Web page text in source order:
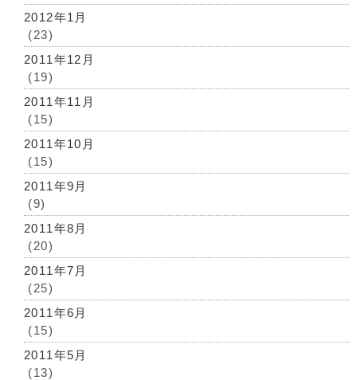
2012年1月
(23)
2011年12月
(19)
2011年11月
(15)
2011年10月
(15)
2011年9月
(9)
2011年8月
(20)
2011年7月
(25)
2011年6月
(15)
2011年5月
(13)